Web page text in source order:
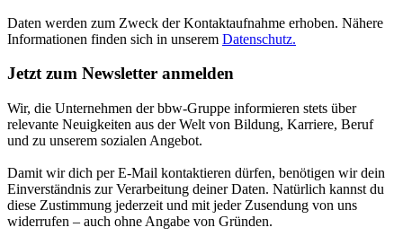
Daten werden zum Zweck der Kontaktaufnahme erhoben. Nähere
Informationen finden sich in unserem Datenschutz.
Jetzt zum Newsletter anmelden
Wir, die Unternehmen der bbw-Gruppe informieren stets über
relevante Neuigkeiten aus der Welt von Bildung, Karriere, Beruf
und zu unserem sozialen Angebot.
Damit wir dich per E-Mail kontaktieren dürfen, benötigen wir dein
Einverständnis zur Verarbeitung deiner Daten. Natürlich kannst du
diese Zustimmung jederzeit und mit jeder Zusendung von uns
widerrufen – auch ohne Angabe von Gründen.